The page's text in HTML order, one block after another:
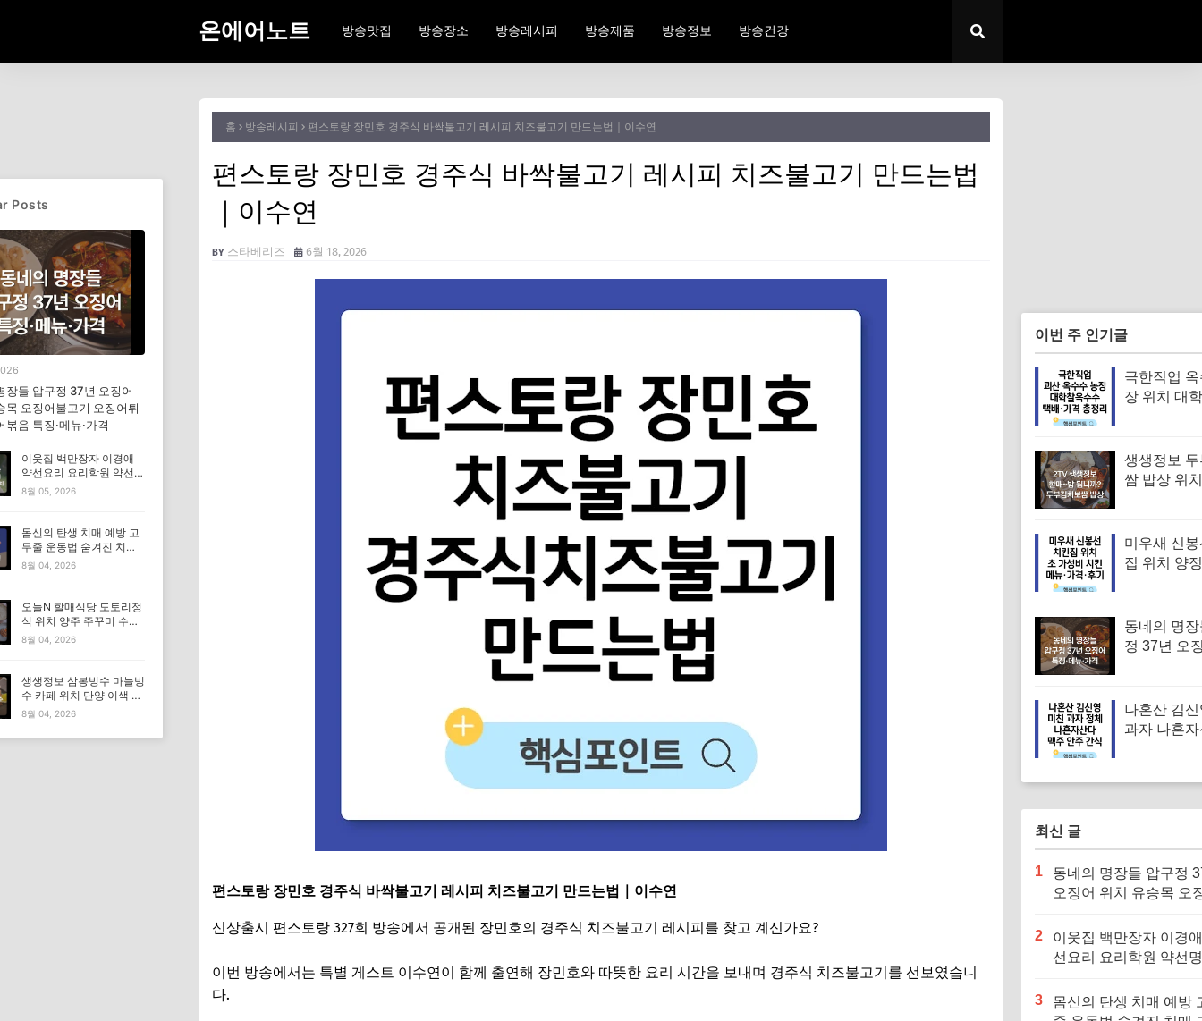
온에어노트 방송맛집 방송장소 방송레시피 방송제품 방송정보 방송건강
홈 방송레시피 편스토랑 장민호 경주식 바싹불고기 레시피 치즈불고기 만드는법｜이수연
편스토랑 장민호 경주식 바싹불고기 레시피 치즈불고기 만드는법
｜이수연
스타베리즈 6월 18, 2026
편스토랑 장민호 경주식 바싹불고기 레시피 치즈불고기 만드는법｜이수연
신상출시 편스토랑 327회 방송에서 공개된 장민호의 경주식 치즈불고기 레시피를 찾고 계신가요?
이번 방송에서는 특별 게스트 이수연이 함께 출연해 장민호와 따뜻한 요리 시간을 보내며 경주식 치즈불고기를 선보였습니
다.
이번 주 인기글
극한직업
장 위치 대
생생정보
쌈 밥상 위
밥됩니까)
미우새 신
집 위치 양
기
동네의 명
정 37년 오
음 특징·메
나혼산 김
과자 나혼
최신 글
1
동네의 명장들 압구정
오징어 위치 유승목 오
음 특징·메뉴·가격
2
이웃집 백만장자 이경
선요리 요리학원 약선
3
몸신의 탄생 치매 예방
Posts
장들 압구정 37년 오징어
목 오징어불고기 오징어튀
볶음 특징·메뉴·가격
이웃집 백만장자 이경애
약선요리 요리학원 약선명
장 식당 위치 요리연구소
8월 05, 2026
몸신의 탄생 치매 예방 고
무줄 운동법 숨겨진 치매
고위험군｜포스파티딜세
8월 04, 2026
오늘N 할매식당 도토리정
식 위치 양주 주꾸미 수육
도토리묵 맛집 특징·메뉴·
8월 04, 2026
생생정보 삼봉빙수 마늘빙
수 카페 위치 단양 이색 빙
수 특징·메뉴·가격 (독한
8월 04, 2026